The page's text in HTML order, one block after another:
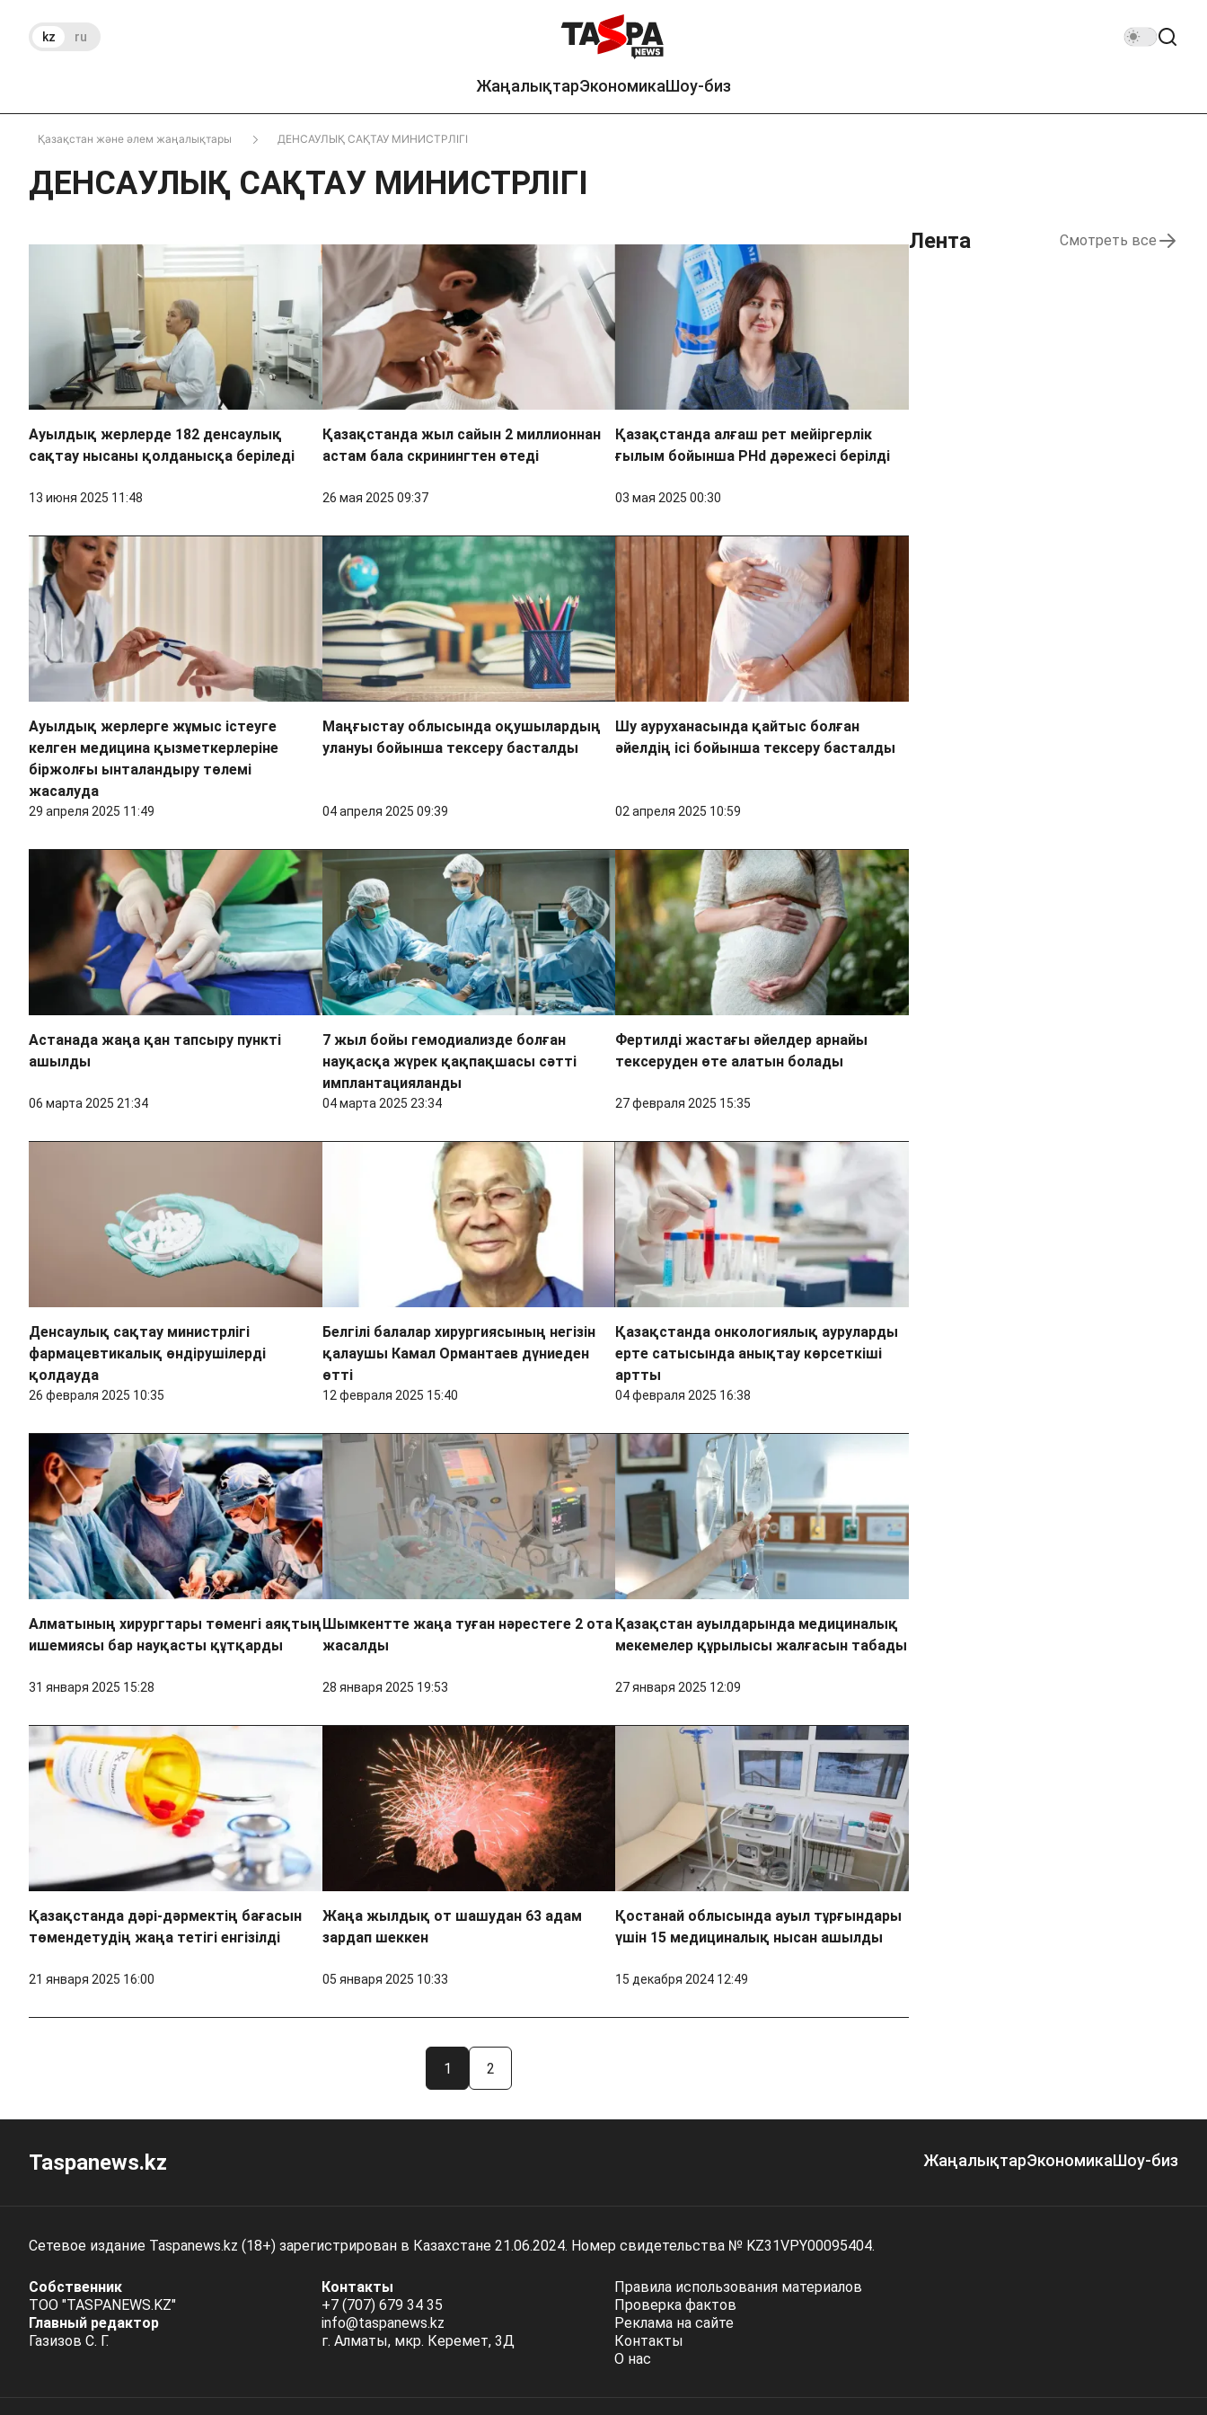
kz ru
ЖаңалықтарЭкономикаШоу-биз
Қазақстан және әлем жаңалықтары ДЕНСАУЛЫҚ САҚТАУ МИНИСТРЛІГІ
ДЕНСАУЛЫҚ САҚТАУ МИНИСТРЛІГІ
Ауылдық жерлерде 182 денсаулық
сақтау нысаны қолданысқа беріледі
13 июня 2025 11:48
Қазақстанда жыл сайын 2 миллионнан
астам бала скринингтен өтеді
26 мая 2025 09:37
Қазақстанда алғаш рет мейіргерлік
ғылым бойынша PHd дәрежесі берілді
03 мая 2025 00:30
Ауылдық жерлерге жұмыс істеуге
келген медицина қызметкерлеріне
біржолғы ынталандыру төлемі
жасалуда
29 апреля 2025 11:49
Маңғыстау облысында оқушылардың
улануы бойынша тексеру басталды
04 апреля 2025 09:39
Шу ауруханасында қайтыс болған
әйелдің ісі бойынша тексеру басталды
02 апреля 2025 10:59
Астанада жаңа қан тапсыру пункті
ашылды
06 марта 2025 21:34
7 жыл бойы гемодиализде болған
науқасқа жүрек қақпақшасы сәтті
имплантацияланды
04 марта 2025 23:34
Фертилді жастағы әйелдер арнайы
тексеруден өте алатын болады
27 февраля 2025 15:35
Денсаулық сақтау министрлігі
фармацевтикалық өндірушілерді
қолдауда
26 февраля 2025 10:35
Белгілі балалар хирургиясының негізін
қалаушы Камал Ормантаев дүниеден
өтті
12 февраля 2025 15:40
Қазақстанда онкологиялық ауруларды
ерте сатысында анықтау көрсеткіші
артты
04 февраля 2025 16:38
Алматының хирургтары төменгі аяқтың
ишемиясы бар науқасты құтқарды
31 января 2025 15:28
Шымкентте жаңа туған нәрестеге 2 ота
жасалды
28 января 2025 19:53
Қазақстан ауылдарында медициналық
мекемелер құрылысы жалғасын табады
27 января 2025 12:09
Қазақстанда дәрі-дәрмектің бағасын
төмендетудің жаңа тетігі енгізілді
21 января 2025 16:00
Жаңа жылдық от шашудан 63 адам
зардап шеккен
05 января 2025 10:33
Қостанай облысында ауыл тұрғындары
үшін 15 медициналық нысан ашылды
15 декабря 2024 12:49
1 2
Лента Смотреть все
Taspanews.kz ЖаңалықтарЭкономикаШоу-биз
Сетевое издание Taspanews.kz (18+) зарегистрирован в Казахстане 21.06.2024. Номер свидетельства № KZ31VPY00095404.
Собственник
ТОО "TASPANEWS.KZ"
Главный редактор
Газизов С. Г.
Контакты
+7 (707) 679 34 35
info@taspanews.kz
г. Алматы, мкр. Керемет, 3Д
Правила использования материалов
Проверка фактов
Реклама на сайте
Контакты
О нас